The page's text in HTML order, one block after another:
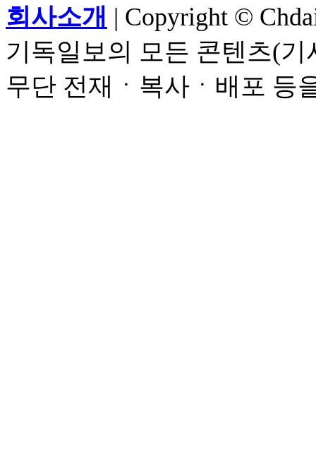
회사소개 | Copyright ©
기독일보의 모든 콘텐츠(
무단 전재ㆍ복사ㆍ배포 등